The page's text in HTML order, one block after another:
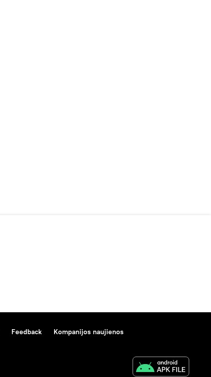
Feedback Kompanijos naujienos